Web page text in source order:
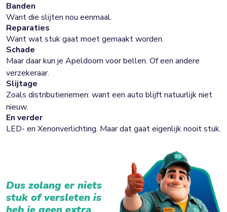
Banden
Want die slijten nou eenmaal.
Reparaties
Want wat stuk gaat moet gemaakt worden.
Schade
Maar daar kun je Apeldoorn voor bellen. Of een andere
verzekeraar.
Slijtage
Zoals distributieriemen: want een auto blijft natuurlijk niet
nieuw.
En verder
LED- en Xenonverlichting. Maar dat gaat eigenlijk nooit stuk.
Dus zolang er niets
stuk of versleten is